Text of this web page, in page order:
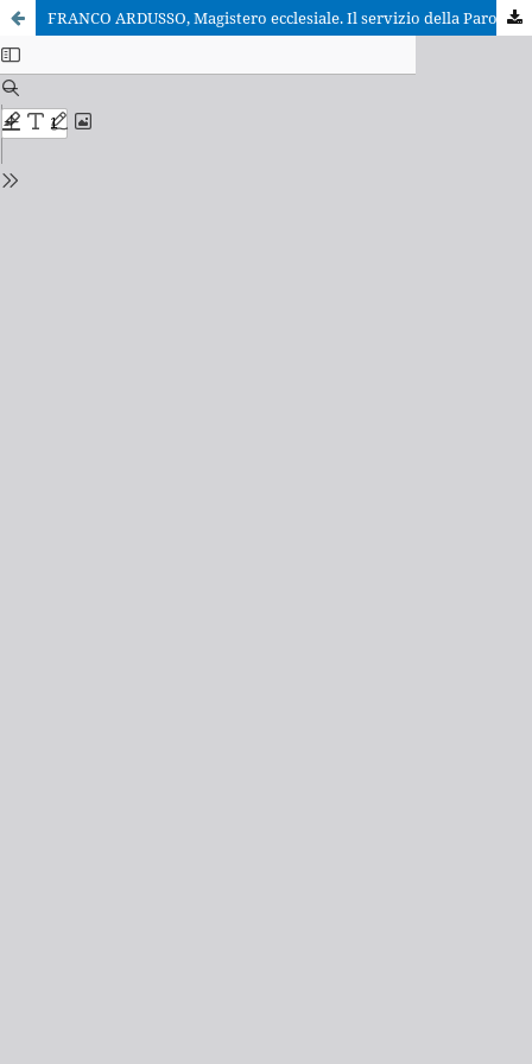
FRANCO ARDUSSO, Magistero ecclesiale. Il servizio della Parola